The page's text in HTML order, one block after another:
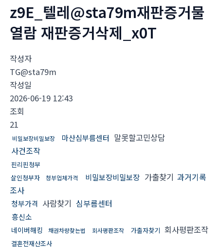
z9E_텔레@sta79m재판증거물
열람 재판증거삭제_x0T
작성자
TG@sta79m
작성일
2026-06-19 12:43
조회
21
비밀보장비밀보장 마산심부름센터 말못할고민상담
사건조작
핀리핀청부
살인청부자
청부업체가격 비밀보장비밀보장 가출찾기 과거기록
조사
청부가격 사람찾기 심부름센터
흥신소
네이버해킹 채권차량찾는법 회사평판조작 가출자찾기 회사평판조작
결혼전재산조사